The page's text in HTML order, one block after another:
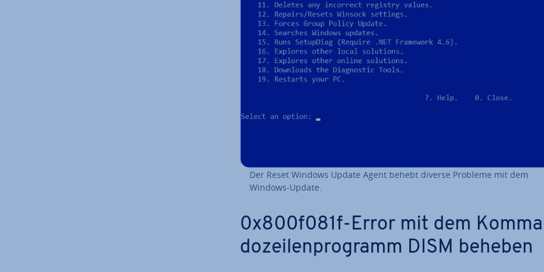
Der Reset Windows Update Agent behebt diverse Probleme mit dem
Windows-Update.
0x800f081f-Error mit dem
do­zei­len­pro­gramm DISM beheben